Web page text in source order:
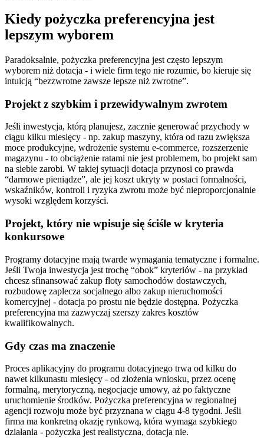
Kiedy pożyczka preferencyjna jest
lepszym wyborem
Paradoksalnie, pożyczka preferencyjna jest często lepszym
wyborem niż dotacja - i wiele firm tego nie rozumie, bo kieruje się
intuicją “bezzwrotne zawsze lepsze niż zwrotne”.
Projekt z szybkim i przewidywalnym zwrotem
Jeśli inwestycja, którą planujesz, zacznie generować przychody w
ciągu kilku miesięcy - np. zakup maszyny, która od razu zwiększa
moce produkcyjne, wdrożenie systemu e-commerce, rozszerzenie
magazynu - to obciążenie ratami nie jest problemem, bo projekt sam
na siebie zarobi. W takiej sytuacji dotacja przynosi co prawda
“darmowe pieniądze”, ale jej koszt ukryty w postaci formalności,
wskaźników, kontroli i ryzyka zwrotu może być nieproporcjonalnie
wysoki względem korzyści.
Projekt, który nie wpisuje się ściśle w kryteria
konkursowe
Programy dotacyjne mają twarde wymagania tematyczne i formalne.
Jeśli Twoja inwestycja jest trochę “obok” kryteriów - na przykład
chcesz sfinansować zakup floty samochodów dostawczych,
rozbudowę zaplecza socjalnego albo zakup nieruchomości
komercyjnej - dotacja po prostu nie będzie dostępna. Pożyczka
preferencyjna ma zazwyczaj szerszy zakres kosztów
kwalifikowalnych.
Gdy czas ma znaczenie
Proces aplikacyjny do programu dotacyjnego trwa od kilku do
nawet kilkunastu miesięcy - od złożenia wniosku, przez ocenę
formalną, merytoryczną, negocjacje umowy, aż po faktyczne
uruchomienie środków. Pożyczka preferencyjna w regionalnej
agencji rozwoju może być przyznana w ciągu 4-8 tygodni. Jeśli
firma ma konkretną okazję rynkową, która wymaga szybkiego
działania - pożyczka jest realistyczna, dotacja nie.